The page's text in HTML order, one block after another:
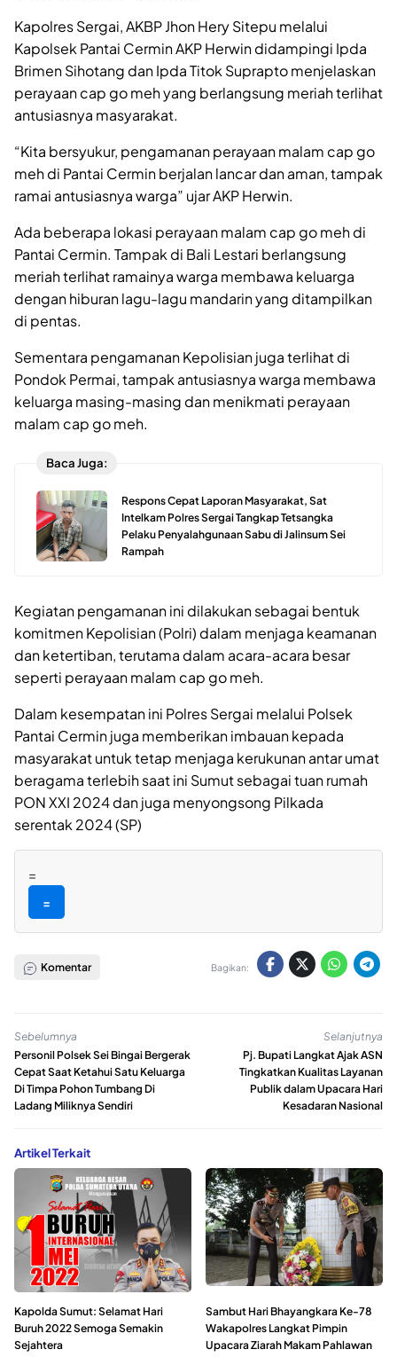
Kapolres Sergai, AKBP Jhon Hery Sitepu melalui
Kapolsek Pantai Cermin AKP Herwin didampingi Ipda
Brimen Sihotang dan Ipda Titok Suprapto menjelaskan
perayaan cap go meh yang berlangsung meriah terlihat
antusiasnya masyarakat.
“Kita bersyukur, pengamanan perayaan malam cap go
meh di Pantai Cermin berjalan lancar dan aman, tampak
ramai antusiasnya warga” ujar AKP Herwin.
Ada beberapa lokasi perayaan malam cap go meh di
Pantai Cermin. Tampak di Bali Lestari berlangsung
meriah terlihat ramainya warga membawa keluarga
dengan hiburan lagu-lagu mandarin yang ditampilkan
di pentas.
Sementara pengamanan Kepolisian juga terlihat di
Pondok Permai, tampak antusiasnya warga membawa
keluarga masing-masing dan menikmati perayaan
malam cap go meh.
Baca Juga:
Respons Cepat Laporan Masyarakat, Sat
Intelkam Polres Sergai Tangkap Tetsangka
Pelaku Penyalahgunaan Sabu di Jalinsum Sei
Rampah
Kegiatan pengamanan ini dilakukan sebagai bentuk
komitmen Kepolisian (Polri) dalam menjaga keamanan
dan ketertiban, terutama dalam acara-acara besar
seperti perayaan malam cap go meh.
Dalam kesempatan ini Polres Sergai melalui Polsek
Pantai Cermin juga memberikan imbauan kepada
masyarakat untuk tetap menjaga kerukunan antar umat
beragama terlebih saat ini Sumut sebagai tuan rumah
PON XXI 2024 dan juga menyongsong Pilkada
serentak 2024 (SP)
=
=
Komentar Bagikan:
Sebelumnya
Personil Polsek Sei Bingai Bergerak
Cepat Saat Ketahui Satu Keluarga
Di Timpa Pohon Tumbang Di
Ladang Miliknya Sendiri
Selanjutnya
Pj. Bupati Langkat Ajak ASN
Tingkatkan Kualitas Layanan
Publik dalam Upacara Hari
Kesadaran Nasional
Artikel Terkait
Kapolda Sumut: Selamat Hari
Buruh 2022 Semoga Semakin
Sejahtera
Sambut Hari Bhayangkara Ke-78
Wakapolres Langkat Pimpin
Upacara Ziarah Makam Pahlawan